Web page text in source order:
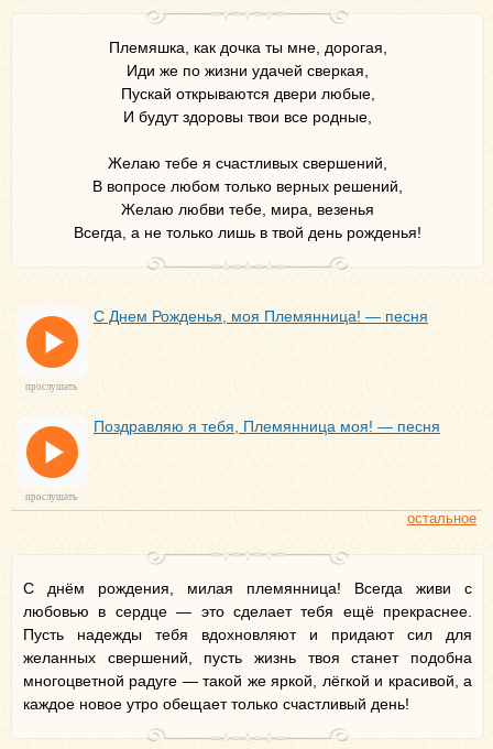
Племяшка, как дочка ты мне, дорогая,
Иди же по жизни удачей сверкая,
Пускай открываются двери любые,
И будут здоровы твои все родные,
Желаю тебе я счастливых свершений,
В вопросе любом только верных решений,
Желаю любви тебе, мира, везенья
Всегда, а не только лишь в твой день рожденья!
С Днем Рожденья, моя Племянница! — песня
прослушать
Поздравляю я тебя, Племянница моя! — песня
прослушать
остальное
С днём рождения, милая племянница! Всегда живи с
любовью в сердце — это сделает тебя ещё прекраснее.
Пусть надежды тебя вдохновляют и придают сил для
желанных свершений, пусть жизнь твоя станет подобна
многоцветной радуге — такой же яркой, лёгкой и красивой, а
каждое новое утро обещает только счастливый день!